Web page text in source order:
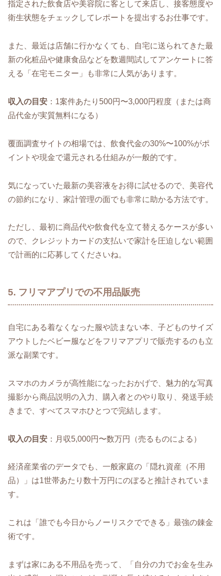
指定された飲食店や美容院に客として来店し、接客態度や
衛生状態をチェックしてレポートを提出するお仕事です。
また、最近は店舗に行かなくても、自宅に送られてきた最
新の化粧品や健康食品などを数週間試してアンケートに答
える「在宅モニター」も非常に人気があります。
収入の目安 ：1案件あたり500円〜3,000円程度（または商
品代金が実質無料になる）
覆面調査サイトの相場では、飲食代金の30%〜100%がポ
イントや現金で還元される仕組みが一般的です。
気になっていた最新の美容液をお得に試せるので、美容代
の節約になり、家計管理の面でも非常に助かる方法です。
ただし、最初に商品代や飲食代を立て替えるケースが多い
ので、クレジットカードの支払いで家計を圧迫しない範囲
で計画的に応募してくださいね。
5. フリマアプリでの不用品販売
自宅にある着なくなった服や読まない本、子どものサイズ
アウトしたベビー服などをフリマアプリで販売するのも立
派な副業です。
スマホのカメラが高性能になったおかげで、魅力的な写真
撮影から商品説明の入力、購入者とのやり取り、発送手続
きまで、すべてスマホひとつで完結します。
収入の目安 ：月収5,000円〜数万円（売るものによる）
経済産業省のデータでも、一般家庭の「隠れ資産（不用
品）」は1世帯あたり数十万円にのぼると推計されていま
す。
これは「誰でも今日からノーリスクでできる」最強の錬金
術です。
まずは家にある不用品を売って、「自分の力でお金を生み